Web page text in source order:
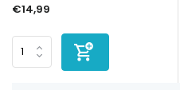
€14,99